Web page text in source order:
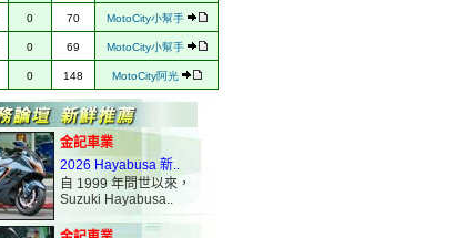
0 70 MotoCity小幫手
0 69 MotoCity小幫手
0 148 MotoCity阿光